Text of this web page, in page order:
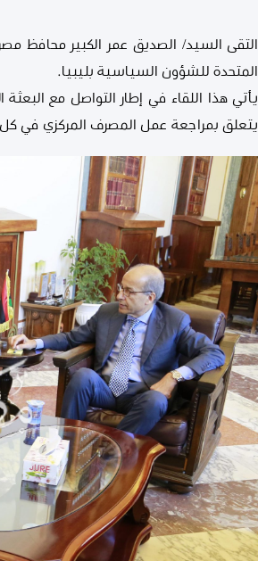
التقى السيد/ الصديق عمر الكبير محافظ
المتحدة للشؤون السياسية بليبيا.
يأتي هذا اللقاء في إطار التواصل مع
يتعلق بمراجعة عمل المصرف المركزي في